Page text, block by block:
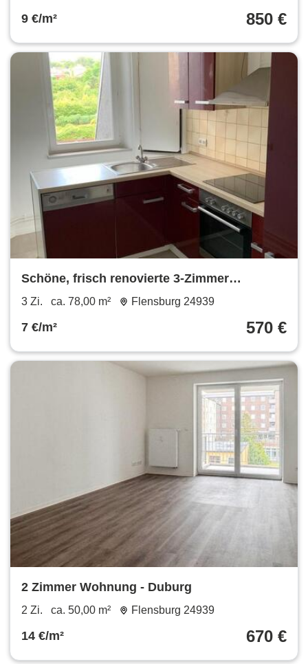
9 €/m² 850 €
Schöne, frisch renovierte 3-Zimmer
Wohnung in Flensburgs Norden
3 Zi. ca. 78,00 m² Flensburg 24939
7 €/m² 570 €
2 Zimmer Wohnung - Duburg
2 Zi. ca. 50,00 m² Flensburg 24939
14 €/m² 670 €